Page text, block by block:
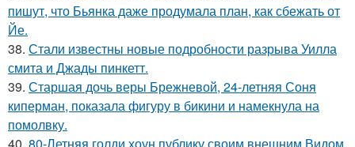
пишут, что Бьянка даже продумала план, как сбежать от
Йе.
38. Стали известны новые подробности разрыва Уилла
смита и Джады пинкетт.
39. Старшая дочь веры Брежневой, 24-летняя Соня
киперман, показала фигуру в бикини и намекнула на
помолвку.
40. 80-Летняя голди хоун публику своим внешним Видом